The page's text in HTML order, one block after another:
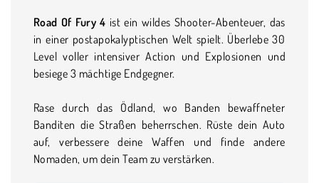
Road Of Fury 4 ist ein wildes Shooter-Abenteuer, das
in einer postapokalyptischen Welt spielt. Überlebe 30
Level voller intensiver Action und Explosionen und
besiege 3 mächtige Endgegner.
Rase durch das Ödland, wo Banden bewaffneter
Banditen die Straßen beherrschen. Rüste dein Auto
auf, verbessere deine Waffen und finde andere
Nomaden, um dein Team zu verstärken.